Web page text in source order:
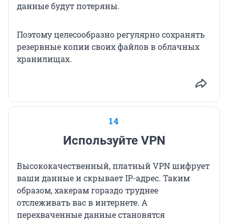
данные будут потеряны.
Поэтому целесообразно регулярно сохранять
резервные копии своих файлов в облачных
хранилищах.
14
Используйте VPN
Высококачественный, платный VPN шифрует
ваши данные и скрывает IP-адрес. Таким
образом, хакерам гораздо труднее
отслеживать вас в интернете. А
перехваченные данные становятся